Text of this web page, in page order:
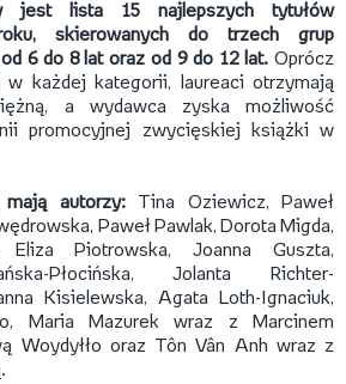
jest lista 15 najlepszych tytułów
skierowanych do trzech grup
6 do 8 lat oraz od 9 do 12 lat. Oprócz
każdej kategorii, laureaci otrzymają
a wydawca zyska możliwość
promocyjnej zwycięskiej książki w
autorzy:Tina Oziewicz, Paweł
Paweł Pawlak, Dorota Migda,
Eliza Piotrowska, Joanna Guszta,
Płocińska, Jolanta Richter-
Kisielewska, Agata Loth-Ignaciuk,
Maria Mazurek wraz z Marcinem
Woydyłło oraz Tôn Vân Anh wraz z